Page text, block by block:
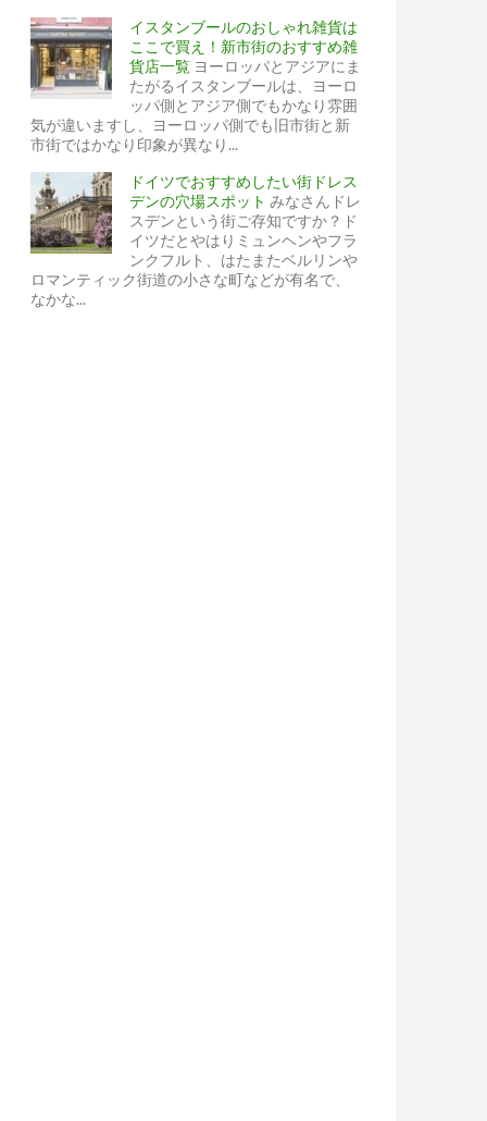
功可否はいかに
イスタンブールのおしゃれ雑貨は
ここで買え！新市街のおすすめ雑
貨店一覧 ヨーロッパとアジアにま
たがるイスタンブールは、ヨーロ
ッパ側とアジア側でもかなり雰囲
気が違いますし、ヨーロッパ側でも旧市街と新
市街ではかなり印象が異なり...
ドイツでおすすめしたい街ドレス
デンの穴場スポット みなさんドレ
スデンという街ご存知ですか？ド
イツだとやはりミュンヘンやフラ
ンクフルト、はたまたベルリンや
ロマンティック街道の小さな町などが有名で、
なかな...